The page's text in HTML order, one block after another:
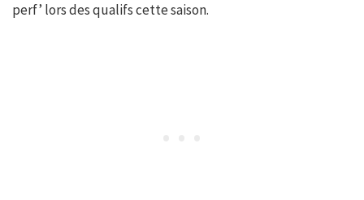
perf’ lors des qualifs cette saison.